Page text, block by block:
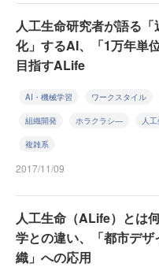
人工生命研究者が語る
化」するAI、「1万年単
目指すALife
AI・機械学習 ワークスタイル
組織開発 ホラクラシ― 人
複雑系
2017/11/09
人工生命（ALife）とは
学との違い、「都市デザ
織」への応用